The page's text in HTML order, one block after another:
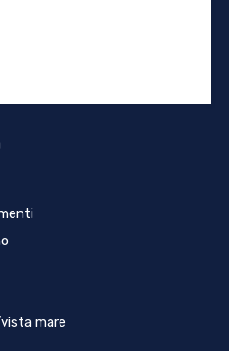
mare